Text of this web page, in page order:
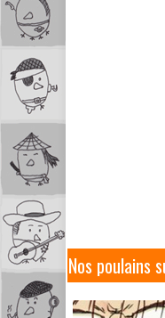
Nos poulains